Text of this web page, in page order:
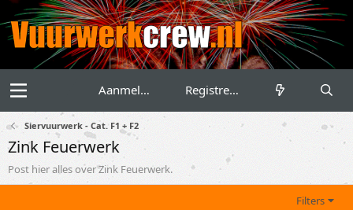
Aanmelden Registreren
Siervuurwerk - Cat. F1 + F2
Zink Feuerwerk
Post hier alles over Zink Feuerwerk.
Filters